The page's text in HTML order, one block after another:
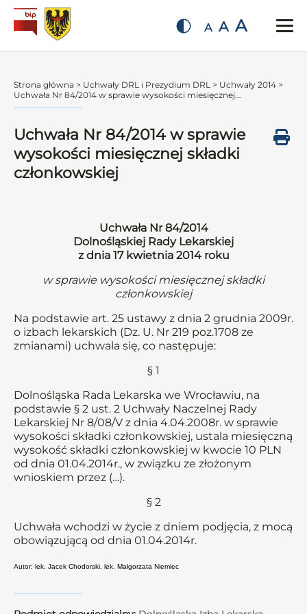
A A A
Strona główna > Uchwały DRL i Prezydium DRL > Uchwały 2014 >
Uchwała Nr 84/2014 w sprawie wysokości miesięcznej...
Uchwała Nr 84/2014 w sprawie
wysokości miesięcznej składki
członkowskiej
Uchwała Nr 84/2014
Dolnośląskiej Rady Lekarskiej
z dnia 17 kwietnia 2014 roku
w sprawie wysokości miesięcznej składki
członkowskiej
Na podstawie art. 25 ustawy z dnia 2 grudnia 2009r.
o izbach lekarskich (Dz. U. Nr 219 poz.1708 ze
zmianami) uchwala się, co następuje:
§ 1
Dolnośląska Rada Lekarska we Wrocławiu, na
podstawie § 2 ust. 2 Uchwały Naczelnej Rady
Lekarskiej Nr 8/08/V z dnia 4.04.2008r. w sprawie
wysokości składki członkowskiej, ustala miesięczną
wysokość składki członkowskiej w kwocie 10 PLN
od dnia 01.04.2014r., w związku ze złożonym
wnioskiem przez (…).
§ 2
Uchwała wchodzi w życie z dniem podjęcia, z mocą
obowiązującą od dnia 01.04.2014r.
Autor: lek. Jacek Chodorski, lek. Małgorzata Niemiec